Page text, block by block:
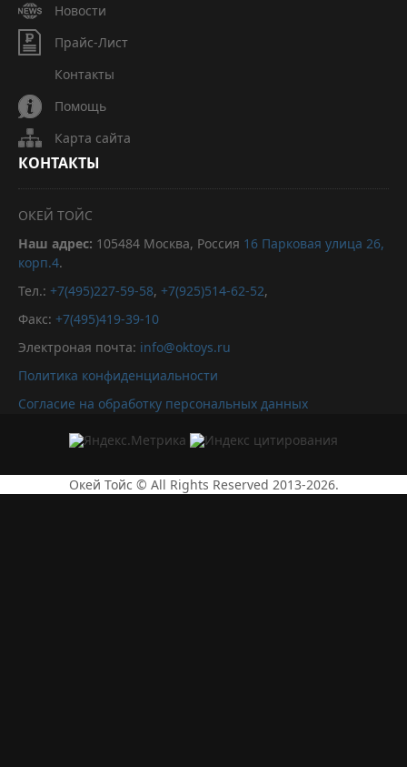
Новости
Прайс-Лист
Контакты
Помощь
Карта сайта
КОНТАКТЫ
ОКЕЙ ТОЙС
Наш адрес: 105484 Москва, Россия 16 Парковая улица 26,
корп.4.
Тел.: +7(495)227-59-58, +7(925)514-62-52,
Факс: +7(495)419-39-10
Электроная почта: info@oktoys.ru
Политика конфиденциальности
Согласие на обработку персональных данных
Окей Тойс © All Rights Reserved 2013-2026.